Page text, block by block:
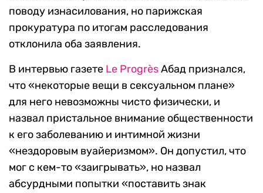
поводу изнасилования, но парижская
прокуратура по итогам расследования
отклонила оба заявления.
В интервью газете Le ProgrèsАбад признался,
что «некоторые вещи в сексуальном плане»
для него невозможны чисто физически, и
назвал пристальное внимание общественности
к его заболеванию и интимной жизни
«нездоровым вуайеризмом». Он допустил, что
мог с кем-то «заигрывать», но назвал
абсурдными попытки «поставить знак